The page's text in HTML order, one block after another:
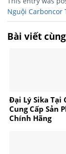
Nguội Carboncor
Bài viết
Đại Lý Sika Tại
Cung Cấp Sản
Chính Hãng